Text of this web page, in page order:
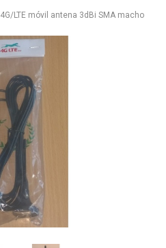
4G/LTE móvil antena 3dBi SMA macho